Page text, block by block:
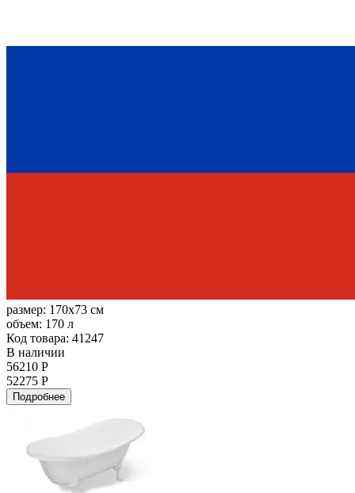
размер: 170x73 см
объем: 170 л
Код товара: 41247
В наличии
56210 Р
52275 Р
Подробнее